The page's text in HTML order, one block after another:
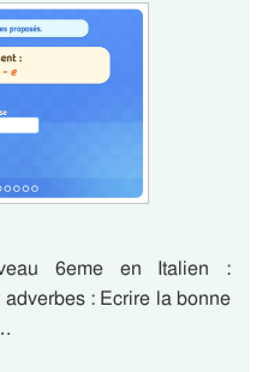
6eme en Italien :
: Ecrire la bonne